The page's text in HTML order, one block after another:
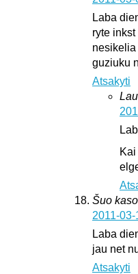
Laba
ryte
guziuku
Atsakyti
Šuo
2011-
Laba
jau net
Atsakyti